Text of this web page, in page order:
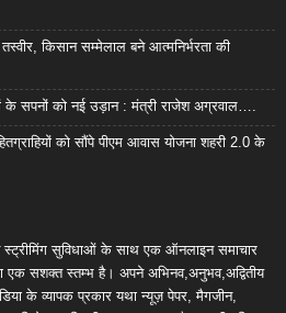
किसान सम्मेलाल बने आत्मनिर्भरता की
के सपनों को नई उड़ान : मंत्री राजेश अग्रवाल….
को सौंपे पीएम आवास योजना शहरी 2.0 के
सुविधाओं के साथ एक ऑनलाइन समाचार
एक सशक्त स्तम्भ है। अपने अभिनव,अनुभव,अद्वितीय
के व्यापक प्रकार यथा न्यूज़ पेपर, मैगजीन,